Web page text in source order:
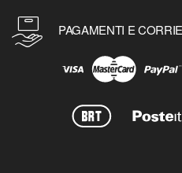
PAGAMENTI E